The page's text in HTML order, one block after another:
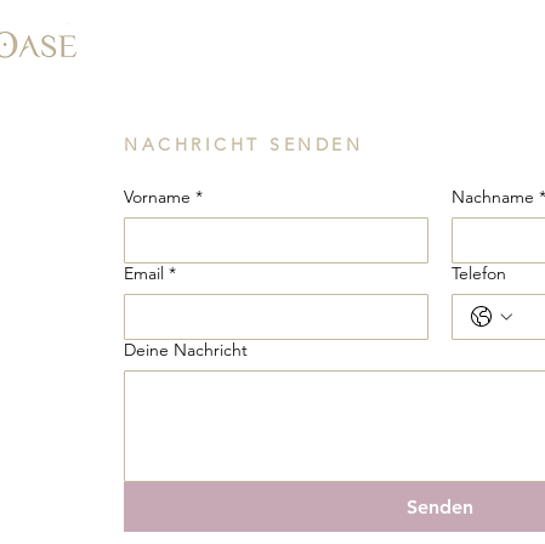
NACHRICHT SENDEN
Vorname * Nachname *
Email * Telefon
Deine Nachricht
Senden